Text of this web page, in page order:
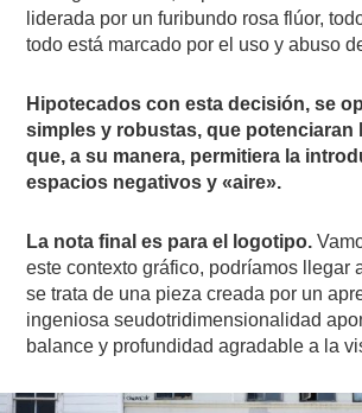
liderada por un furibundo rosa flúor,
todo está marcado por el uso y abuso
Hipotecados con esta decisión, se
simples y robustas, que potenciaran
que, a su manera, permitiera la
espacios negativos y «aire».
La nota final es para el logotipo.
este contexto gráfico, podríamos llegar
se trata de una pieza creada por un
ingeniosa seudotridimensionalidad
balance y profundidad agradable a la